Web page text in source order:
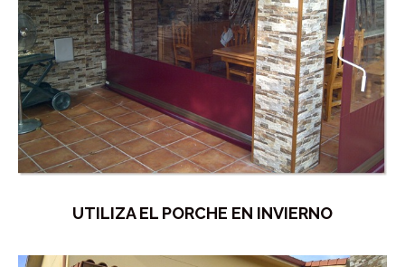
UTILIZA EL PORCHE EN INVIERNO